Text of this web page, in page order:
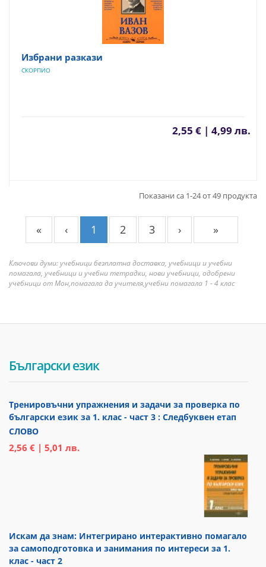
Избрани разкази
СКОРПИО
2,55 € | 4,99 лв.
Показани са 1-24 от 49 продукта
« ‹ 1 2 3 › »
Ключови думи: учебници безплатна доставка, учебници и учебни
помагала, учебници и учебни тетрадки, нови учебници, одобрени
учебници от Мон,помагала да учителя,учебни помагала 1 - 4 клас
Български език
Тренировъчни упражнения и задачи за проверка по
български език за 1. клас - част 3 : Следбуквен етап
СЛОВО
2,56 € | 5,01 лв.
Искам да знам: Интегрирано интерактивно помагало
за самоподготовка и занимания по интереси за 1.
клас - част 2